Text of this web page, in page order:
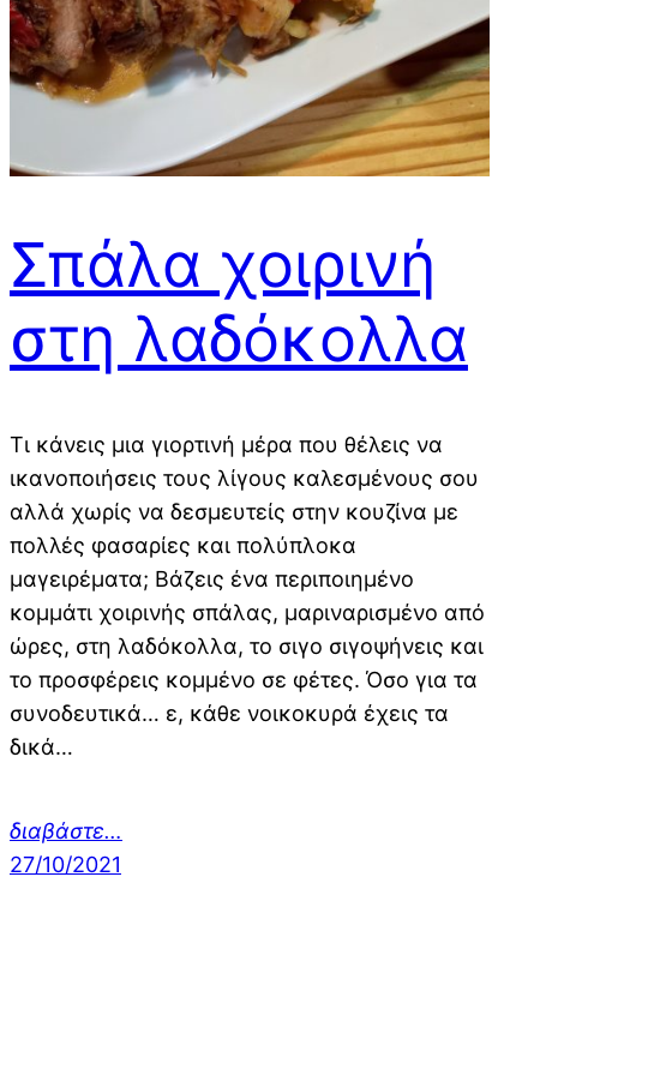
Σπάλα χοιρινή
στη λαδόκολλα
Τι κάνεις μια γιορτινή μέρα που θέλεις να
ικανοποιήσεις τους λίγους καλεσμένους σου
αλλά χωρίς να δεσμευτείς στην κουζίνα με
πολλές φασαρίες και πολύπλοκα
μαγειρέματα; Βάζεις ένα περιποιημένο
κομμάτι χοιρινής σπάλας, μαριναρισμένο από
ώρες, στη λαδόκολλα, το σιγο σιγοψήνεις και
το προσφέρεις κομμένο σε φέτες. Όσο για τα
συνοδευτικά… ε, κάθε νοικοκυρά έχεις τα
δικά…
διαβάστε…
27/10/2021